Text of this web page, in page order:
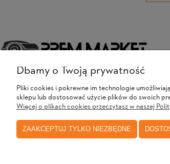
Kontakt
+48 731 692 934
Adres:
Obsługa Klienta dostępna jest w godzinach:
poniedziałek - piątek: 8.00-17.00
Dbamy o Twoją prywatność
Pliki cookies i pokrewne im technologie
sklepu lub dostosować użycie plików do swoich
Więcej o plikach cookies przeczytasz w naszej
ZAAKCEPTUJ TYLKO NIEZBĘDNE